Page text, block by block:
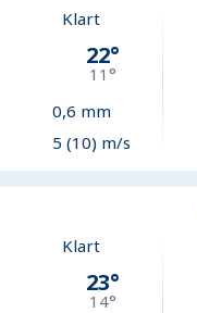
Klart
22°
11°
0,6 mm
5 (10) m/s
Klart
23°
14°